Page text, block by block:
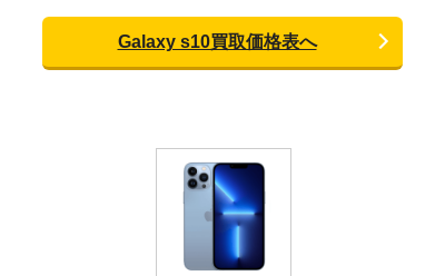
Galaxy s10買取価格表へ